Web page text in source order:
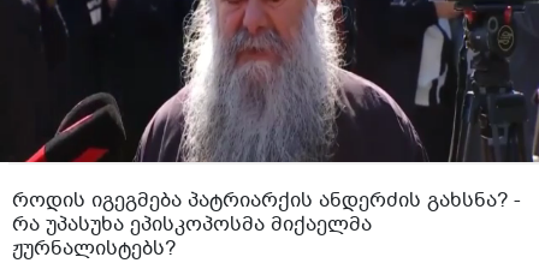
როდის იგეგმება პატრიარქის ანდერძის გახსნა? -
რა უპასუხა ეპისკოპოსმა მიქაელმა
ჟურნალისტებს?